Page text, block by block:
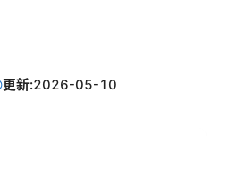
更新:2026-05-10